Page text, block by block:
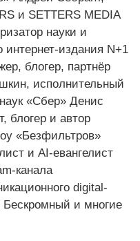
и SETTERS MEDIA
науки и
интернет-издания N+1
блогер, партнёр
исполнительный
«Сбер» Денис
блогер и автор
«Безфильтров»
и AI-евангелист
канала
digital-
Бескромный и многие